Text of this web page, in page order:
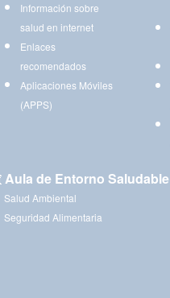
Información sobre
salud en internet
Enlaces
recomendados
Aplicaciones Móviles
(APPS)
Aula de Entorno Saludable
Salud Ambiental
Seguridad Alimentaria